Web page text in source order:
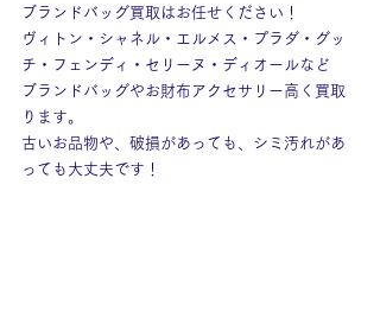
ブランドバッグ買取はお任せください！
ヴィトン・シャネル・エルメス・プラダ・グッ
チ・フェンディ・セリーヌ・ディオールなど
ブランドバッグやお財布アクセサリー高く買取
ります。
古いお品物や、破損があっても、シミ汚れがあ
っても大丈夫です！